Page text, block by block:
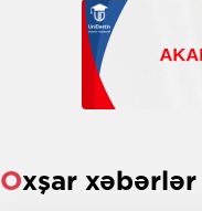
Oxşar xəbərlər